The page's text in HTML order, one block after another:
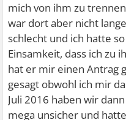
mich von ihm zu
war dort aber nicht
schlecht und ich hatte
Einsamkeit, dass ich zu
hat er mir einen Antrag
gesagt obwohl ich mir
Juli 2016 haben wir
mega unsicher und